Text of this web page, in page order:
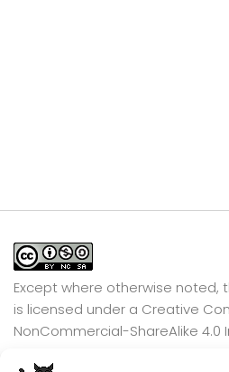
Except where otherwise noted,
is licensed under a Creative
NonCommercial-ShareAlike 4.0